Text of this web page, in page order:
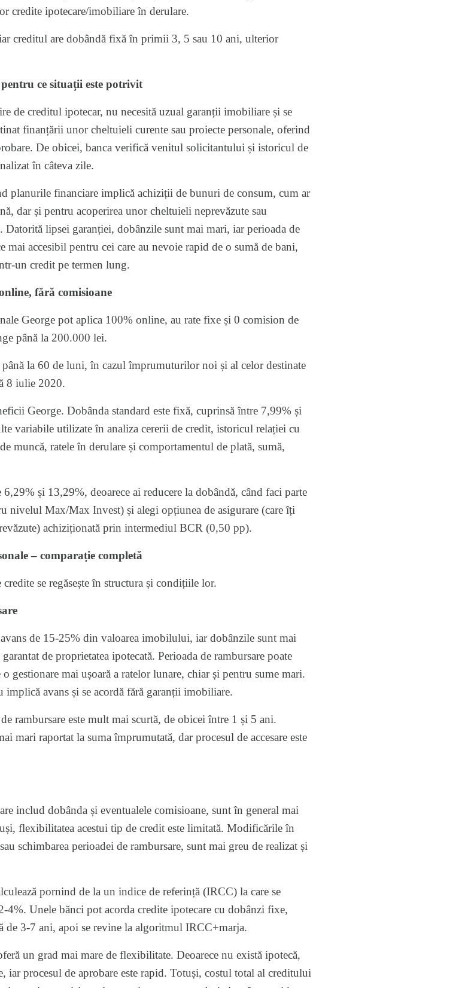
credite ipotecare/imobiliare în derulare.
creditul are dobândă fixă în primii 3, 5 sau 10 ani, ulterior
ce situații este potrivit
de creditul ipotecar, nu necesită uzual garanții imobiliare și se
finanțării unor cheltuieli curente sau proiecte personale, oferind
De obicei, banca verifică venitul solicitantului și istoricul de
în câteva zile.
planurile financiare implică achiziții de bunuri de consum, cum ar
dar și pentru acoperirea unor cheltuieli neprevăzute sau
lipsei garanției, dobânzile sunt mai mari, iar perioada de
mai accesibil pentru cei care au nevoie rapid de o sumă de bani,
un credit pe termen lung.
fără comisioane
George pot aplica 100% online, au rate fixe și 0 comision de
până la 200.000 lei.
la 60 de luni, în cazul împrumuturilor noi și al celor destinate
8 iulie 2020.
George. Dobânda standard este fixă, cuprinsă între 7,99% și
variabile utilizate în analiza cererii de credit, istoricul relației cu
muncă, ratele în derulare și comportamentul de plată, sumă,
și 13,29%, deoarece ai reducere la dobândă, când faci parte
nivelul Max/Max Invest) și alegi opțiunea de asigurare (care îți
achiziționată prin intermediul BCR (0,50 pp).
– comparație completă
se regăsește în structura și condițiile lor.
de 15-25% din valoarea imobilului, iar dobânzile sunt mai
de proprietatea ipotecată. Perioada de rambursare poate
gestionare mai ușoară a ratelor lunare, chiar și pentru sume mari.
avans și se acordă fără garanții imobiliare.
rambursare este mult mai scurtă, de obicei între 1 și 5 ani.
mari raportat la suma împrumutată, dar procesul de accesare este
includ dobânda și eventualele comisioane, sunt în general mai
flexibilitatea acestui tip de credit este limitată. Modificările în
schimbarea perioadei de rambursare, sunt mai greu de realizat și
pornind de la un indice de referință (IRCC) la care se
4%. Unele bănci pot acorda credite ipotecare cu dobânzi fixe,
de 3-7 ani, apoi se revine la algoritmul IRCC+marja.
un grad mai mare de flexibilitate. Deoarece nu există ipotecă,
procesul de aprobare este rapid. Totuși, costul total al creditului